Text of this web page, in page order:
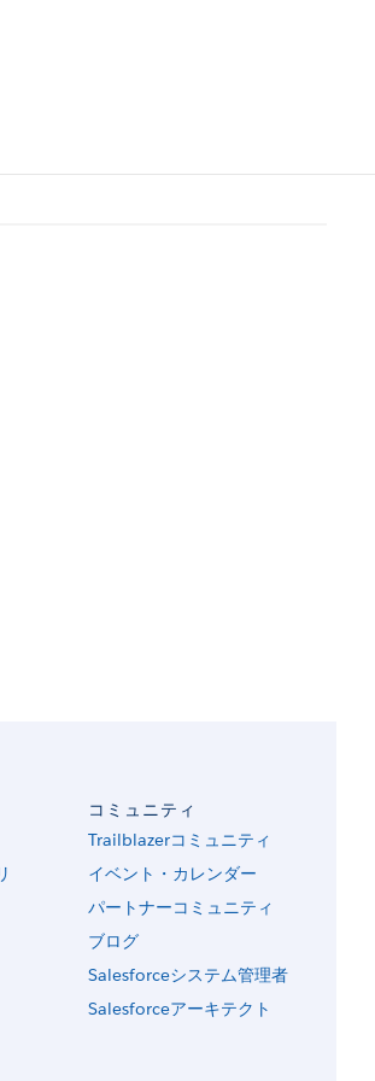
コミュニティ
Trailblazerコミュニティ
イベント・カレンダー
パートナーコミュニティ
ブログ
Salesforceシステム管理者
Salesforceアーキテクト